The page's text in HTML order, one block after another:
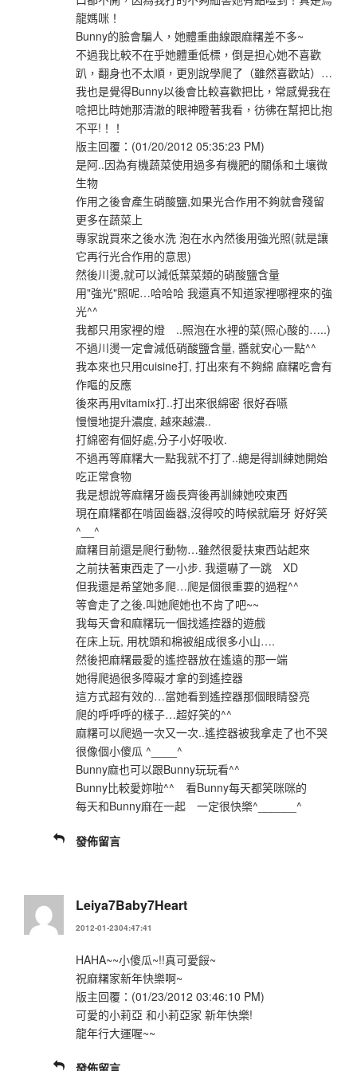
龍媽咪！
Bunny的臉會騙人，她體重曲線跟麻糬差不多~
不過我比較不在乎她體重低標，倒是担心她不喜歡
趴，翻身也不太順，更別說學爬了（雖然喜歡站）…
我也是覺得Bunny以後會比較喜歡把比，常感覺我在
唸把比時她那清澈的眼神瞪著我看，彷彿在幫把比抱
不平!！！
版主回覆：(01/20/2012 05:35:23 PM)
是阿..因為有機蔬菜使用過多有機肥的關係和土壤微
生物
作用之後會產生硝酸鹽,如果光合作用不夠就會殘留
更多在蔬菜上
專家說買來之後水洗 泡在水內然後用強光照(就是讓
它再行光合作用的意思)
然後川燙,就可以減低葉菜類的硝酸鹽含量
用"強光"照呢…哈哈哈 我還真不知道家裡哪裡來的強
光^^
我都只用家裡的燈 ..照泡在水裡的菜(照心酸的…..)
不過川燙一定會減低硝酸鹽含量, 醬就安心一點^^
我本來也只用cuisine打, 打出來有不夠綿 麻糬吃會有
作嘔的反應
後來再用vitamix打..打出來很綿密 很好吞嚥
慢慢地提升濃度, 越來越濃..
打綿密有個好處,分子小好吸收.
不過再等麻糬大一點我就不打了..總是得訓練她開始
吃正常食物
我是想說等麻糬牙齒長齊後再訓練她咬東西
現在麻糬都在啃固齒器,沒得咬的時候就磨牙 好好笑
^__^
麻糬目前還是爬行動物…雖然很愛扶東西站起來
之前扶著東西走了一小步. 我還嚇了一跳 XD
但我還是希望她多爬…爬是個很重要的過程^^
等會走了之後.叫她爬她也不肯了吧~~
我每天會和麻糬玩一個找遙控器的遊戲
在床上玩, 用枕頭和棉被組成很多小山….
然後把麻糬最愛的遙控器放在遙遠的那一端
她得爬過很多障礙才拿的到遙控器
這方式超有效的…當她看到遙控器那個眼睛發亮
爬的呼呼呼的樣子…超好笑的^^
麻糬可以爬過一次又一次..遙控器被我拿走了也不哭
很像個小傻瓜 ^____^
Bunny麻也可以跟Bunny玩玩看^^
Bunny比較愛妳啦^^ 看Bunny每天都笑咪咪的
每天和Bunny麻在一起 一定很快樂^______^
發佈留言
Leiya7Baby7Heart
2012-01-2304:47:41
HAHA~~小傻瓜~!!真可愛餒~
祝麻糬家新年快樂啊~
版主回覆：(01/23/2012 03:46:10 PM)
可愛的小莉亞 和小莉亞家 新年快樂!
龍年行大運喔~~
發佈留言